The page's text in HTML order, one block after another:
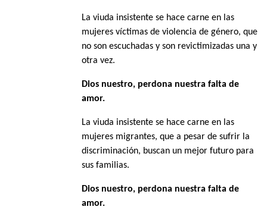
La viuda insistente se hace carne en las
mujeres víctimas de violencia de género, que
no son escuchadas y son revictimizadas una y
otra vez.
Dios nuestro, perdona nuestra falta de
amor.
La viuda insistente se hace carne en las
mujeres migrantes, que a pesar de sufrir la
discriminación, buscan un mejor futuro para
sus familias.
Dios nuestro, perdona nuestra falta de
amor.